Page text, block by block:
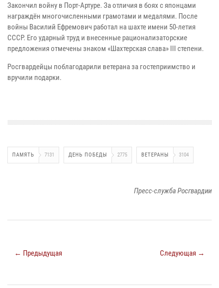
Закончил войну в Порт-Артуре. За отличия в боях с японцами
награждён многочисленными грамотами и медалями. После
войны Василий Ефремович работал на шахте имени 50-летия
СССР. Его ударный труд и внесенные рационализаторские
предложения отмечены знаком «Шахтерская слава» III степени.
Росгвардейцы поблагодарили ветерана за гостеприимство и
вручили подарки.
ПАМЯТЬ 7131 ДЕНЬ ПОБЕДЫ 2775 ВЕТЕРАНЫ 3104
Пресс-служба Росгвардии
← Предыдущая Следующая →